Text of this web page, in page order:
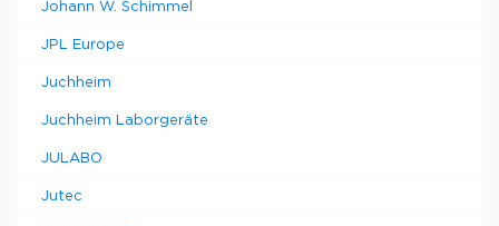
Johann W. Schimmel
JPL Europe
Juchheim
Juchheim Laborgeräte
JULABO
Jutec